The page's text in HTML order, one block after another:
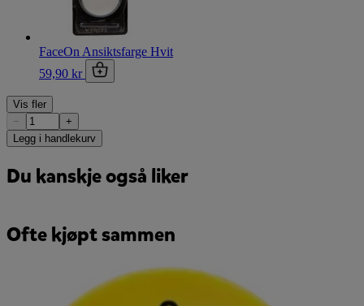
FaceOn Ansiktsfarge Hvit
59,90 kr
Vis fler
−
+
Legg i handlekurv
Du kanskje også liker
Ofte kjøpt sammen